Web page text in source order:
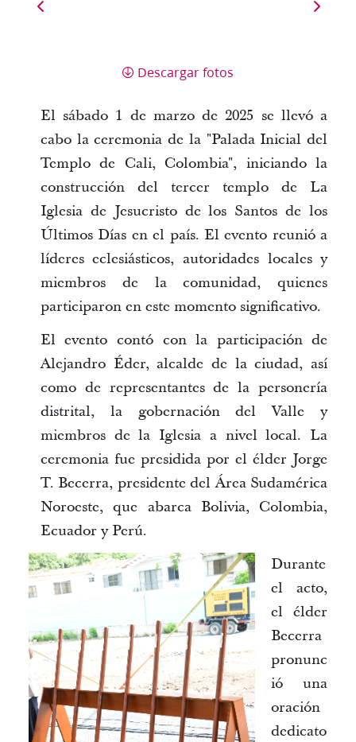
Descargar fotos
El sábado 1 de marzo de 2025 se llevó a
cabo la ceremonia de la "Palada Inicial del
Templo de Cali, Colombia", iniciando la
construcción del tercer templo de La
Iglesia de Jesucristo de los Santos de los
Últimos Días en el país. El evento reunió a
líderes eclesiásticos, autoridades locales y
miembros de la comunidad, quienes
participaron en este momento significativo.
El evento contó con la participación de
Alejandro Éder, alcalde de la ciudad, así
como de representantes de la personería
distrital, la gobernación del Valle y
miembros de la Iglesia a nivel local. La
ceremonia fue presidida por el élder Jorge
T. Becerra, presidente del Área Sudamérica
Noroeste, que abarca Bolivia, Colombia,
Ecuador y Perú.
Durante
el acto,
el élder
Becerra
pronunc
ió una
oración
dedicato